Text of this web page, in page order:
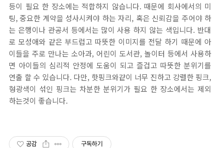
등이 필요 한 장소에는 적합하지 않습니다. 때문에 회사에서의 미
팅, 중요한 계약을 성사시켜야 하는 자리, 혹은 신뢰감을 주어야 하
는 은행이나 관공서 등에서는 많이 사용 하지 않는 색입니다. 반대
로 모성애와 같은 부드럽고 따뜻한 이미지를 전달 하기 때문에 아
이들을 주로 만나는 소아과, 어린이 도서관, 놀이터 등에서 사용하
면 아이들의 심리적 안정에 도움이 되고 즐겁고 따뜻한 분위기를
연출 할 수 있습니다. 다만, 핫핑크와같이 너무 진하고 강렬한 핑크,
형광색이 섞인 핑크는 차분한 분위기가 필요 한 장소에서는 제외
하는것이 좋습니다.
공감 구독하기